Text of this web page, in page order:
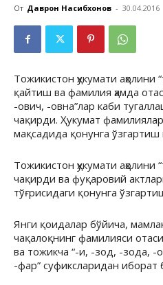
От Даврон Насибхонов - 30.04.2016
Тожикистон ҳукумати аҳолини
қайтиш ва фамилия ҳамда
-ович, -овна”лар каби
чақирди. Ҳукумат
мақсадида қонунга ўзгартиш
Тожикистон ҳукумати
чақирди ва фуқаровий
тўғрисидаги қонунга
Янги қоидалар бўйича,
чақалоқнинг фамилияси
ва тожикча “-и, -зод, -зода,
-фар” суфиксларидан иборат